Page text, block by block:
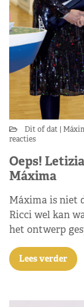
Dit of dat
reacties
Oeps!
Máxima
Máxima is niet
Ricci wel kan
het ontwerp
Lees verder